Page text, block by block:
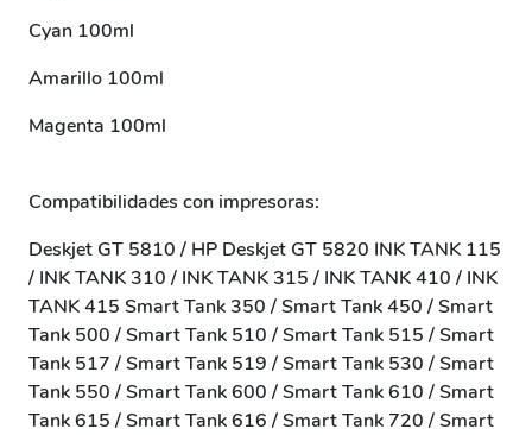
Cyan 100ml
Amarillo 100ml
Magenta 100ml
Compatibilidades con impresoras:
Deskjet GT 5810 / HP Deskjet GT 5820 INK TANK 115
/ INK TANK 310 / INK TANK 315 / INK TANK 410 / INK
TANK 415 Smart Tank 350 / Smart Tank 450 / Smart
Tank 500 / Smart Tank 510 / Smart Tank 515 / Smart
Tank 517 / Smart Tank 519 / Smart Tank 530 / Smart
Tank 550 / Smart Tank 600 / Smart Tank 610 / Smart
Tank 615 / Smart Tank 616 / Smart Tank 720 / Smart